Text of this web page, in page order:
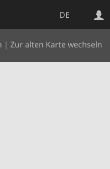
DE
| Zur alten Karte wechseln